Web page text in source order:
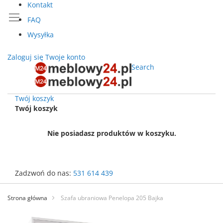
Kontakt
FAQ
Wysyłka
Zaloguj się Twoje konto
Search
Twój koszyk
Twój koszyk
Nie posiadasz produktów w koszyku.
Zadzwoń do nas: 531 614 439
Przejdź
treści
Strona główna Szafa ubraniowa Penelopa 205 Bajka